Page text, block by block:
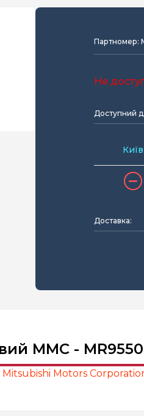
Партномер:
Не
Доступний
Київ
Доставка:
MMC -
Motors